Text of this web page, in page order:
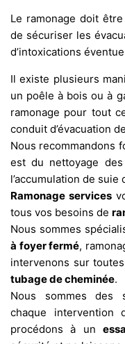
Le ramonage doit
de sécuriser les
d’intoxications
Il existe plusieurs
un poêle à bois ou à
ramonage pour tout
conduit d’évacuation
Nous recommandons
est du nettoyage
l’accumulation de
Ramonage services
tous vos besoins de
Nous sommes
à foyer fermé,
intervenons sur
tubage de cheminée.
Nous sommes des
chaque intervention
procédons à un